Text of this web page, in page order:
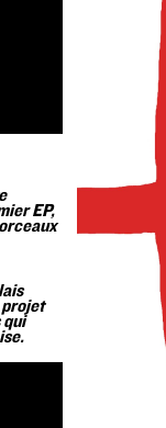
EP,
projet
qui